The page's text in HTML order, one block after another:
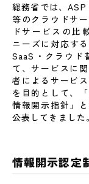
総務省では、
等のクラウドサ
ドサービスの比
ニーズに対応す
SaaS・クラウド
て、サービスに
者によるサービ
を目的として、
情報開示指針」
公表してきました。
情報開示認定
データセンタ